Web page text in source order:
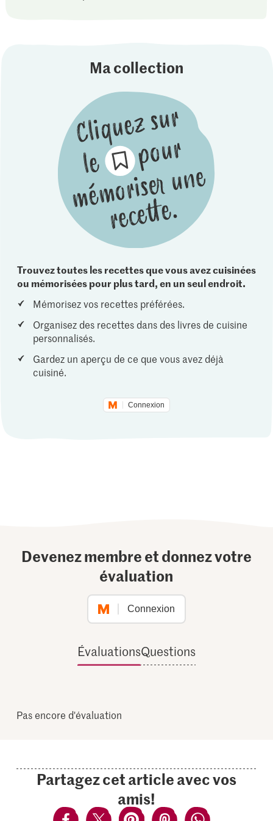
Ma collection
Trouvez toutes les recettes que vous avez cuisinées
ou mémorisées pour plus tard, en un seul endroit.
Mémorisez vos recettes préférées.
Organisez des recettes dans des livres de cuisine
personnalisés.
Gardez un aperçu de ce que vous avez déjà
cuisiné.
Connexion
Devenez membre et donnez votre
évaluation
Connexion
ÉvaluationsQuestions
Pas encore d'évaluation
Partagez cet article avec vos
amis!